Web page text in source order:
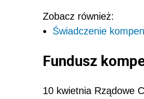
Zobacz również:
Świadczenie
Fundusz
10 kwietnia Rządowe